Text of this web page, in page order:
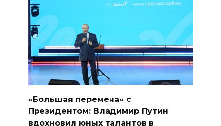
«Большая перемена» с
Президентом: Владимир Путин
вдохновил юных талантов в